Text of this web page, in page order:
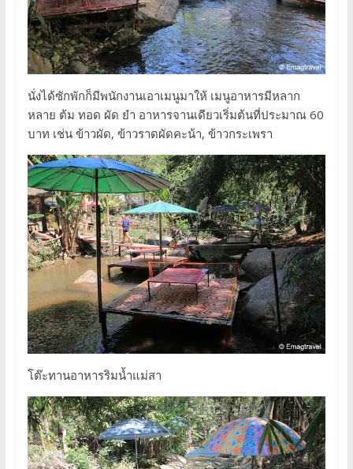
นั่งได้ซักพักก็มีพนักงานเอาเมนูมาให้ เมนูอาหารมีหลาก
หลาย ต้ม ทอด ผัด ยำ อาหารจานเดียวเริ่มต้นที่ประมาณ 60
บาท เช่น ข้าวผัด, ข้าวราดผัดคะน้า, ข้าวกระเพรา
โต๊ะทานอาหารริมน้ำแม่สา